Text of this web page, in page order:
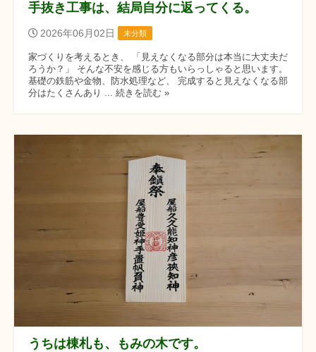
手抜き工事は、結局自分に返ってくる。
2026年06月02日 未分類
家づくりを考えるとき、 「見えなくなる部分は本当に大丈夫だ
ろうか？」 そんな不安を感じる方もいらっしゃると思います。
基礎の鉄筋や金物、防水処理など、 完成すると見えなくなる部
分はたくさんあり ... 続きを読む »
うちは棟札も、もみの木です。